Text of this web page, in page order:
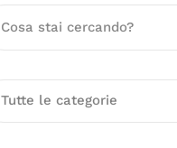
Tutte le categorie